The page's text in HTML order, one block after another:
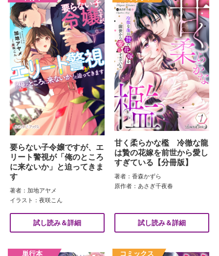
要らない子令嬢ですが、エ
リート警視が「俺のところ
に来ないか」と迫ってきま
す
著者：加地アヤメ
イラスト：夜咲こん
試し読み＆詳細
甘く柔らかな檻 冷徹な龍
は贄の花嫁を前世から愛し
すぎている【分冊版】
著者：香森かずら
原作者：あさぎ千夜春
試し読み＆詳細